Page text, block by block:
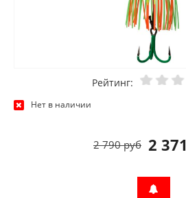
Рейтинг:
Нет в наличии
2 371
2 790 руб